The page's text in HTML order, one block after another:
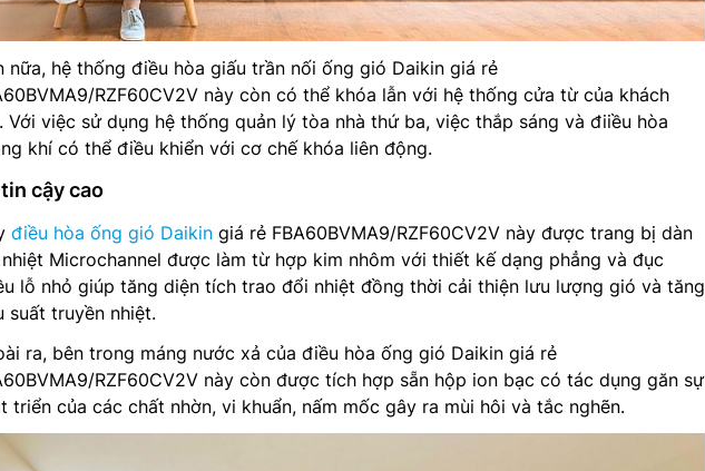
nữa, hệ thống điều hòa giấu trần nối ống gió Daikin giá rẻ
RZF60CV2V này còn có thể khóa lẫn với hệ thống cửa từ của khách
Với việc sử dụng hệ thống quản lý tòa nhà thứ ba, việc thắp sáng và điiều hòa
khí có thể điều khiển với cơ chế khóa liên động.
cậy cao
điều hòa ống gió Daikin giá rẻ FBA60BVMA9/RZF60CV2V này được trang bị dàn
Microchannel được làm từ hợp kim nhôm với thiết kế dạng phẳng và đục
lỗ nhỏ giúp tăng diện tích trao đổi nhiệt đồng thời cải thiện lưu lượng gió và tăng
suất truyền nhiệt.
ra, bên trong máng nước xả của điều hòa ống gió Daikin giá rẻ
RZF60CV2V này còn được tích hợp sẵn hộp ion bạc có tác dụng găn sự
triển của các chất nhờn, vi khuẩn, nấm mốc gây ra mùi hôi và tắc nghẽn.